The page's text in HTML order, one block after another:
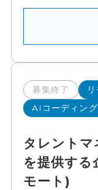
募集終了
AIコーディン
タレント
を提供す
モート)